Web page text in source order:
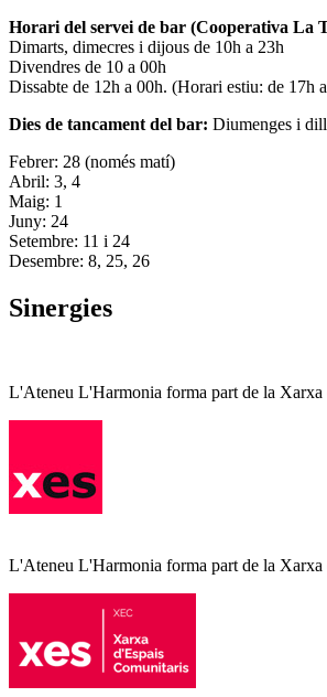
Horari del servei de bar (Cooperativa La
Dimarts, dimecres i dijous de 10h a 23h
Divendres de 10 a 00h
Dissabte de 12h a 00h. (Horari estiu: de 17h
Dies de tancament del bar: Diumenges i
Febrer: 28 (només matí)
Abril: 3, 4
Maig: 1
Juny: 24
Setembre: 11 i 24
Desembre: 8, 25, 26
Sinergies
L'Ateneu L'Harmonia forma part de la Xarxa
L'Ateneu L'Harmonia forma part de la Xarxa